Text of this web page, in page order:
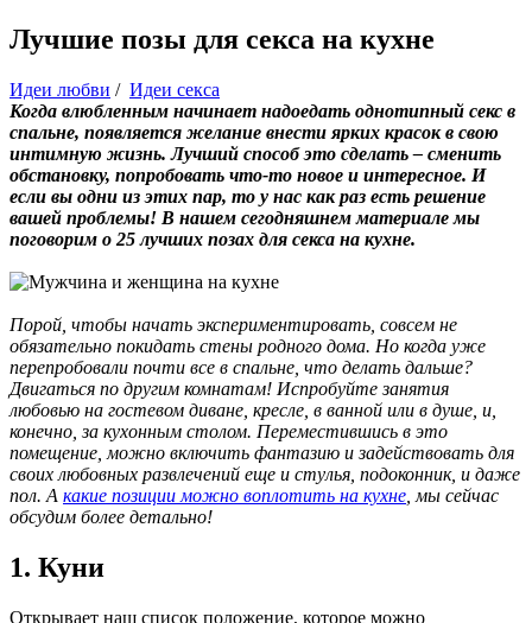
Лучшие позы для секса на кухне
Идеи любви / Идеи секса
Когда влюбленным начинает надоедать однотипный секс в
спальне, появляется желание внести ярких красок в свою
интимную жизнь. Лучший способ это сделать – сменить
обстановку, попробовать что-то новое и интересное. И
если вы одни из этих пар, то у нас как раз есть решение
вашей проблемы! В нашем сегодняшнем материале мы
поговорим о 25 лучших позах для секса на кухне.
Порой, чтобы начать экспериментировать, совсем не
обязательно покидать стены родного дома. Но когда уже
перепробовали почти все в спальне, что делать дальше?
Двигаться по другим комнатам! Испробуйте занятия
любовью на гостевом диване, кресле, в ванной или в душе, и,
конечно, за кухонным столом. Переместившись в это
помещение, можно включить фантазию и задействовать для
своих любовных развлечений еще и стулья, подоконник, и даже
пол. А какие позиции можно воплотить на кухне , мы сейчас
обсудим более детально!
1. Куни
Открывает наш список положение, которое можно